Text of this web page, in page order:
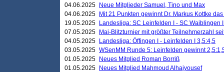
04.06.2025
Neue Mitglieder Samuel, Tino und Max
04.06.2025
Mit 21 Punkten gewinnt Dr. Markus Kottke
19.05.2025
Landesliga: SC Leinfelden I - SC Waiblingen
07.05.2025
Mai-Blitzturnier mit größter Teilnehmerzahl
04.05.2025
Landesliga: Öffingen I - Leinfelden I 3,5:4,5
03.05.2025 WSenMM Runde 5: Leinfelden gewinnt
01.05.2025
Neues Mitglied Roman Borriß
01.05.2025
Neues Mitglied Mahmoud Alhajyousef